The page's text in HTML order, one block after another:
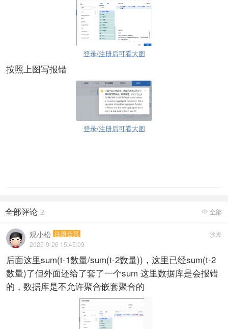
登录/注册后可看大图
按照上图写报错
登录/注册后可看大图
 全部
全部评论 2
沙发
观小松 注册会员
2025-9-26 15:45:09
后面这里sum(t-1数量/sum(t-2数量))，这里已经sum(t-2
数量)了但外面还给了套了一个sum 这里数据库是会报错
的，数据库是不允许聚合嵌套聚合的